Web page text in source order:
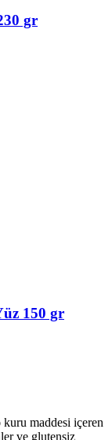
gr
150 gr
maddesi içeren
ve glutensiz